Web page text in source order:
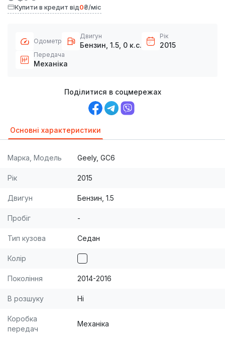
Купити в кредит від0₴/міс
Одометр
Двигун
Бензин, 1.5, 0 к.с.
Рік
2015
Передача
Механіка
Поділитися в соцмережах
Основні характеристики
Марка, Модель Geely, GC6
Рік 2015
Двигун Бензин, 1.5
Пробіг -
Тип кузова Седан
Колір
Покоління 2014-2016
В розшуку Ні
Коробка
передач
Механіка